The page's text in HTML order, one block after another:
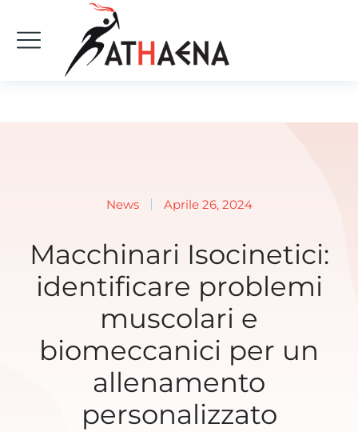
News Aprile 26, 2024
Macchinari Isocinetici:
identificare problemi
muscolari e
biomeccanici per un
allenamento
personalizzato